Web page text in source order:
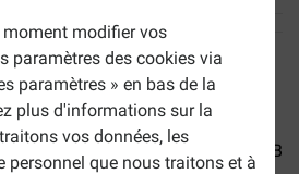
modifier vos
paramètres des cookies via
paramètres » en bas de la
plus d'informations sur la
vos données, les
personnel que nous traitons et à
Brekz Snacks - Spaghetti...